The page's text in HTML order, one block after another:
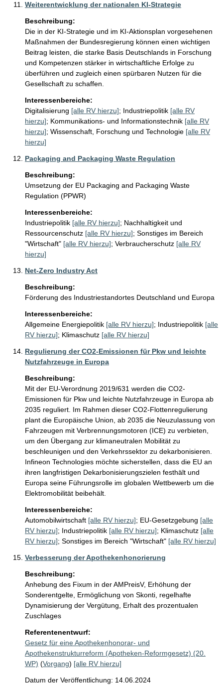
Weiterentwicklung der nationalen KI-Strategie
Beschreibung:
Die in der KI-Strategie und im KI-Aktionsplan vorgesehenen
Maßnahmen der Bundesregierung können einen wichtigen
Beitrag leisten, die starke Basis Deutschlands in Forschung
und Kompetenzen stärker in wirtschaftliche Erfolge zu
überführen und zugleich einen spürbaren Nutzen für die
Gesellschaft zu schaffen.
Interessenbereiche:
Digitalisierung [alle RV hierzu]; Industriepolitik [alle RV
hierzu]; Kommunikations- und Informationstechnik [alle RV
hierzu]; Wissenschaft, Forschung und Technologie [alle RV
hierzu]
Packaging and Packaging Waste Regulation
Beschreibung:
Umsetzung der EU Packaging and Packaging Waste
Regulation (PPWR)
Interessenbereiche:
Industriepolitik [alle RV hierzu]; Nachhaltigkeit und
Ressourcenschutz [alle RV hierzu]; Sonstiges im Bereich
"Wirtschaft" [alle RV hierzu]; Verbraucherschutz [alle RV
hierzu]
Net-Zero Industry Act
Beschreibung:
Förderung des Industriestandortes Deutschland und Europa
Interessenbereiche:
Allgemeine Energiepolitik [alle RV hierzu]; Industriepolitik [alle
RV hierzu]; Klimaschutz [alle RV hierzu]
Regulierung der CO2-Emissionen für Pkw und leichte
Nutzfahrzeuge in Europa
Beschreibung:
Mit der EU-Verordnung 2019/631 werden die CO2-
Emissionen für Pkw und leichte Nutzfahrzeuge in Europa ab
2035 reguliert. Im Rahmen dieser CO2-Flottenregulierung
plant die Europäische Union, ab 2035 die Neuzulassung von
Fahrzeugen mit Verbrennungsmotoren (ICE) zu verbieten,
um den Übergang zur klimaneutralen Mobilität zu
beschleunigen und den Verkehrssektor zu dekarbonisieren.
Infineon Technologies möchte sicherstellen, dass die EU an
ihren langfristigen Dekarbonisierungszielen festhält und
Europa seine Führungsrolle im globalen Wettbewerb um die
Elektromobilität beibehält.
Interessenbereiche:
Automobilwirtschaft [alle RV hierzu]; EU-Gesetzgebung [alle
RV hierzu]; Industriepolitik [alle RV hierzu]; Klimaschutz [alle
RV hierzu]; Sonstiges im Bereich "Wirtschaft" [alle RV hierzu]
Verbesserung der Apothekenhonorierung
Beschreibung:
Anhebung des Fixum in der AMPreisV, Erhöhung der
Sonderentgelte, Ermöglichung von Skonti, regelhafte
Dynamisierung der Vergütung, Erhalt des prozentualen
Zuschlages
Referentenentwurf:
Gesetz für eine Apothekenhonorar- und
Apothekenstrukturreform (Apotheken-Reformgesetz) (20.
WP) (Vorgang) [alle RV hierzu]
Datum der Veröffentlichung: 14.06.2024